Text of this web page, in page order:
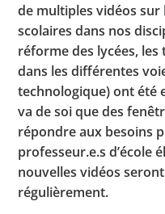
Toutes
Les
Critique
de multiples vidéos
scolaires dans nos
réforme des lycées,
dans les différentes
technologique) ont été
va de soi que des
répondre aux besoins
professeur.e.s d’école
nouvelles vidéos
régulièrement.